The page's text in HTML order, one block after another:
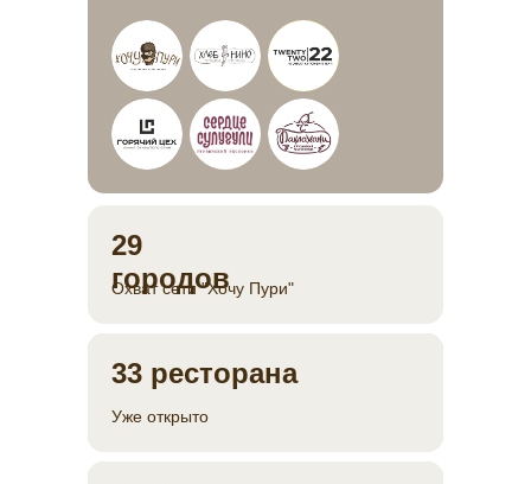
29
городов
Охват сети "Хочу Пури"
33 ресторана
Уже открыто